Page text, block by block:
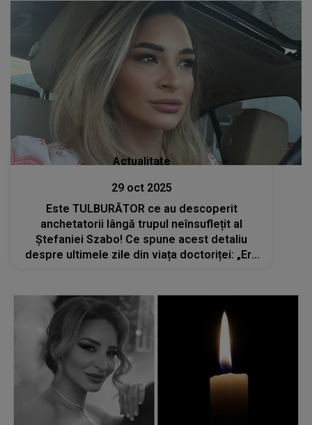
Actualitate
29 oct 2025
Este TULBURĂTOR ce au descoperit
anchetatorii lângă trupul neînsuflețit al
Ștefaniei Szabo! Ce spune acest detaliu
despre ultimele zile din viața doctoriței: „Era